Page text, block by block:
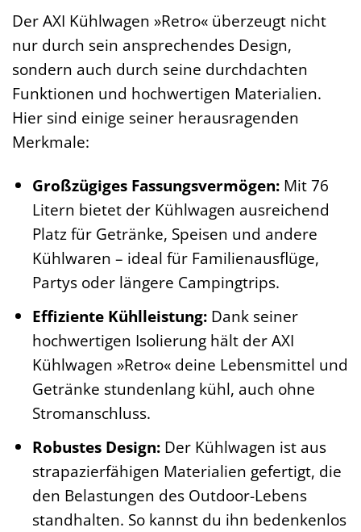
Der AXI Kühlwagen »Retro« überzeugt nicht
nur durch sein ansprechendes Design,
sondern auch durch seine durchdachten
Funktionen und hochwertigen Materialien.
Hier sind einige seiner herausragenden
Merkmale:
Großzügiges Fassungsvermögen:Mit 76
Litern bietet der Kühlwagen ausreichend
Platz für Getränke, Speisen und andere
Kühlwaren – ideal für Familienausflüge,
Partys oder längere Campingtrips.
Effiziente Kühlleistung:Dank seiner
hochwertigen Isolierung hält der AXI
Kühlwagen »Retro« deine Lebensmittel und
Getränke stundenlang kühl, auch ohne
Stromanschluss.
Robustes Design:Der Kühlwagen ist aus
strapazierfähigen Materialien gefertigt, die
den Belastungen des Outdoor-Lebens
standhalten. So kannst du ihn bedenkenlos